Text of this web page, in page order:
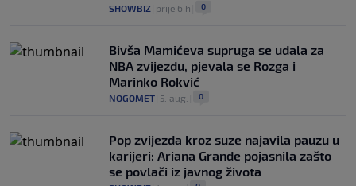
SHOWBIZ prije 6 h 0
Bivša Mamićeva supruga se udala za
NBA zvijezdu, pjevala se Rozga i
Marinko Rokvić
NOGOMET 5. aug. 0
Pop zvijezda kroz suze najavila pauzu u
karijeri: Ariana Grande pojasnila zašto
se povlači iz javnog života